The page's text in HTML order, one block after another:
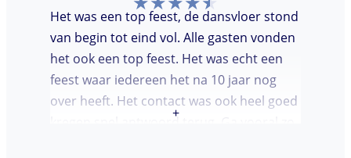
Het was een top feest, de dansvloer stond
van begin tot eind vol. Alle gasten vonden
het ook een top feest. Het was echt een
feest waar iedereen het na 10 jaar nog
over heeft. Het contact was ook heel goed
kregen snel antwoord terug. Ga vooral zo
+